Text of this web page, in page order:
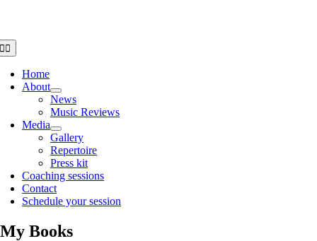
Home
About
News
Music Reviews
Media
Gallery
Repertoire
Press kit
Coaching sessions
Contact
Schedule your session
My Books